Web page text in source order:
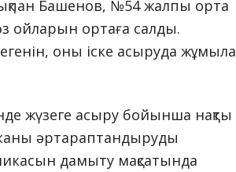
Башенов, №54 жалпы орта
ойларын ортаға салды.
оны іске асыруда жұмыла
жүзеге асыру бойынша нақты
әртараптандыруды
дамыту мақсатында